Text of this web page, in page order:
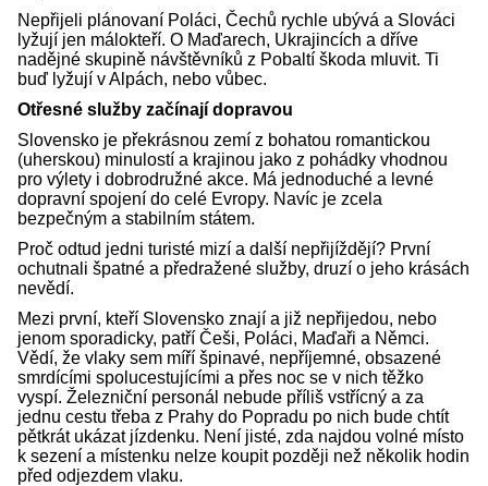
Nepřijeli plánovaní Poláci, Čechů rychle ubývá a Slováci
lyžují jen málokteří. O Maďarech, Ukrajincích a dříve
nadějné skupině návštěvníků z Pobaltí škoda mluvit. Ti
buď lyžují v Alpách, nebo vůbec.
Otřesné služby začínají dopravou
Slovensko je překrásnou zemí z bohatou romantickou
(uherskou) minulostí a krajinou jako z pohádky vhodnou
pro výlety i dobrodružné akce. Má jednoduché a levné
dopravní spojení do celé Evropy. Navíc je zcela
bezpečným a stabilním státem.
Proč odtud jedni turisté mizí a další nepřijíždějí? První
ochutnali špatné a předražené služby, druzí o jeho krásách
nevědí.
Mezi první, kteří Slovensko znají a již nepřijedou, nebo
jenom sporadicky, patří Češi, Poláci, Maďaři a Němci.
Vědí, že vlaky sem míří špinavé, nepříjemné, obsazené
smrdícími spolucestujícími a přes noc se v nich těžko
vyspí. Železniční personál nebude příliš vstřícný a za
jednu cestu třeba z Prahy do Popradu po nich bude chtít
pětkrát ukázat jízdenku. Není jisté, zda najdou volné místo
k sezení a místenku nelze koupit později než několik hodin
před odjezdem vlaku.